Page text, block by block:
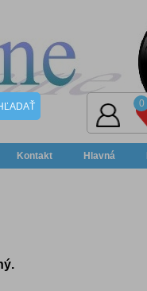
0
Kontakt Hlavná